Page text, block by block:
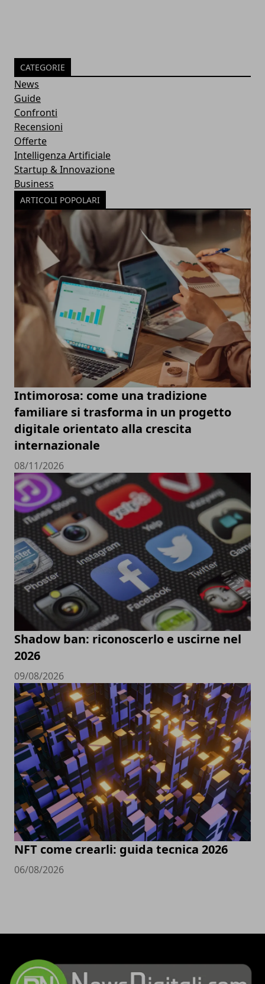
CATEGORIE
News
Guide
Confronti
Recensioni
Offerte
Intelligenza Artificiale
Startup & Innovazione
Business
ARTICOLI POPOLARI
Intimorosa: come una tradizione
familiare si trasforma in un progetto
digitale orientato alla crescita
internazionale
08/11/2026
Shadow ban: riconoscerlo e uscirne nel
2026
09/08/2026
NFT come crearli: guida tecnica 2026
06/08/2026